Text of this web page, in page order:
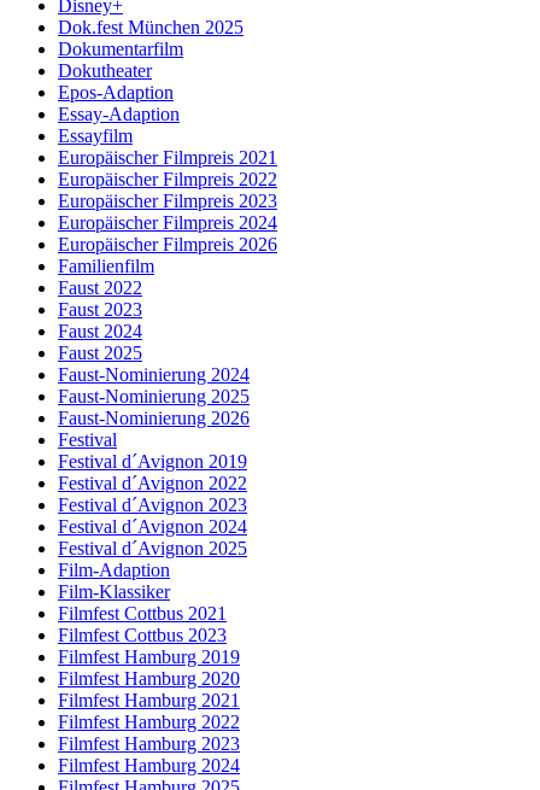
Disney+
Dok.fest München 2025
Dokumentarfilm
Dokutheater
Epos-Adaption
Essay-Adaption
Essayfilm
Europäischer Filmpreis 2021
Europäischer Filmpreis 2022
Europäischer Filmpreis 2023
Europäischer Filmpreis 2024
Europäischer Filmpreis 2026
Familienfilm
Faust 2022
Faust 2023
Faust 2024
Faust 2025
Faust-Nominierung 2024
Faust-Nominierung 2025
Faust-Nominierung 2026
Festival
Festival d´Avignon 2019
Festival d´Avignon 2022
Festival d´Avignon 2023
Festival d´Avignon 2024
Festival d´Avignon 2025
Film-Adaption
Film-Klassiker
Filmfest Cottbus 2021
Filmfest Cottbus 2023
Filmfest Hamburg 2019
Filmfest Hamburg 2020
Filmfest Hamburg 2021
Filmfest Hamburg 2022
Filmfest Hamburg 2023
Filmfest Hamburg 2024